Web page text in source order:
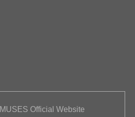
MUSES Official Website